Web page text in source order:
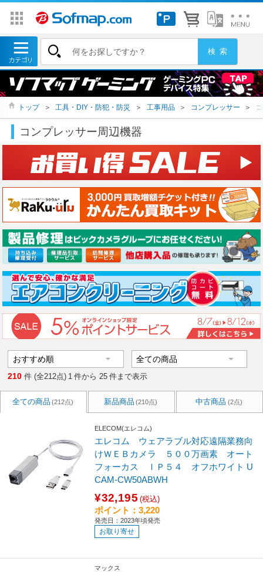
トップ ＞ 工具・DIY・防犯・防災 ＞ 工事用品 ＞ コンプレッサー ＞
コンプレッサー周辺機器
210 件 (全212点) 1 件から 25 件まで表示
全ての商品 (212点) 新品商品 (210点) 中古商品 (2点)
ELECOM(エレコム)
エレコム ウェアラブル対応遠隔業務向
けＷＥＢカメラ ５００万画素 オート
フォーカス ＩＰ５４ オフホワイト U
CAM-CW50ABWH
¥32,195 (税込)
ポイント：3,220
発売日：2023年頃発売
お取り寄せ
マックス